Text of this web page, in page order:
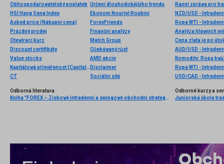
Obhospodařovatelský poplatek
HSI Hang Seng Index
Asked price (Nákupní cena)
Prázdný prodej
Otevírací kurz
Discount certifikáty
Value stocks
Kapitálová přiměřenost (Capital adequacy)
CT
Určení dlouhodobějšího trendu
Ekonom Nouriel Roubini
ForexFriends
Finanční analýzy
Match Group
Očekávaný růst
AMD akcie
Disclaimer
Sociální sítě
Ranní zpráva pro
NZD/USD -
Ropa WTI -
Analýza hlavních
AUD/USD -
Ropa WTI -
USD/CAD -
Odborná literatura
Kniha "FOREX – Ziskové intradenní a swingové obchodní strategie" od Kathy Lien vychází v češtině!
Odborné kurzy a
Juniorská škola